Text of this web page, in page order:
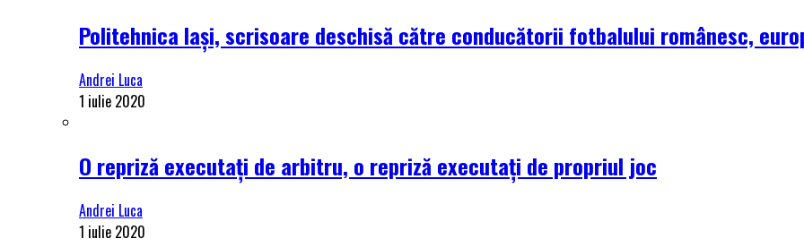
Politehnica Iași, scrisoare deschisă către conducătorii fotbalului românesc,
Andrei Luca
1 iulie 2020
O repriză executați de arbitru, o repriză executați de propriul joc
Andrei Luca
1 iulie 2020